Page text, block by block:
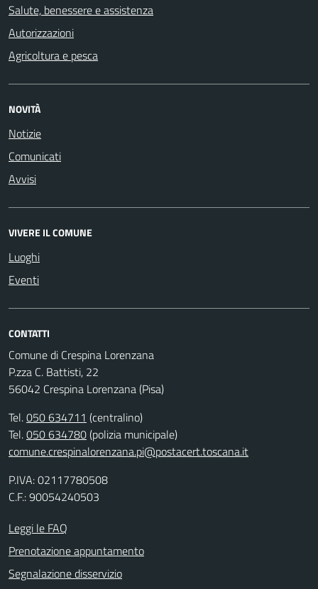
Salute, benessere e assistenza
Autorizzazioni
Agricoltura e pesca
NOVITÀ
Notizie
Comunicati
Avvisi
VIVERE IL COMUNE
Luoghi
Eventi
CONTATTI
Comune di Crespina Lorenzana
P.zza C. Battisti, 22
56042 Crespina Lorenzana (Pisa)
Tel.050 634711 (centralino)
Tel.050 634780(polizia municipale)
comune.crespinalorenzana.pi@postacert.toscana.it
P.IVA: 02117780508
C.F.: 90054240503
Leggi le FAQ
Prenotazione appuntamento
Segnalazione disservizio